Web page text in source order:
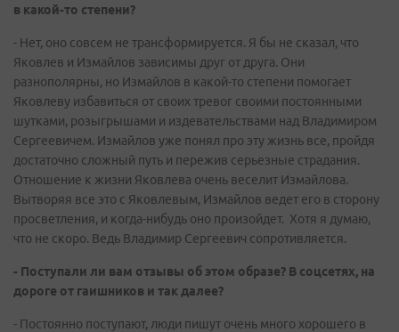
в какой-то степени?
- Нет, оно совсем не трансформируется. Я бы не сказал, что
Яковлев и Измайлов зависимы друг от друга. Они
разнополярны, но Измайлов в какой-то степени помогает
Яковлеву избавиться от своих тревог своими постоянными
шутками, розыгрышами и издевательствами над Владимиром
Сергеевичем. Измайлов уже понял про эту жизнь все, пройдя
достаточно сложный путь и пережив серьезные страдания.
Отношение к жизни Яковлева очень веселит Измайлова.
Вытворяя все это с Яковлевым, Измайлов ведет его в сторону
просветления, и когда-нибудь оно произойдет. Хотя я думаю,
что не скоро. Ведь Владимир Сергеевич сопротивляется.
- Поступали ли вам отзывы об этом образе? В соцсетях, на
дороге от гаишников и так далее?
- Постоянно поступают, люди пишут очень много хорошего в